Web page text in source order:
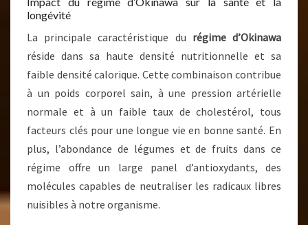
longévité
La principale caractéristique du régime d’Okinawa
réside dans sa haute densité nutritionnelle et sa
faible densité calorique. Cette combinaison contribue
à un poids corporel sain, à une pression artérielle
normale et à un faible taux de cholestérol, tous
facteurs clés pour une longue vie en bonne santé. En
plus, l’abondance de légumes et de fruits dans ce
régime offre un large panel d’antioxydants, des
molécules capables de neutraliser les radicaux libres
nuisibles à notre organisme.